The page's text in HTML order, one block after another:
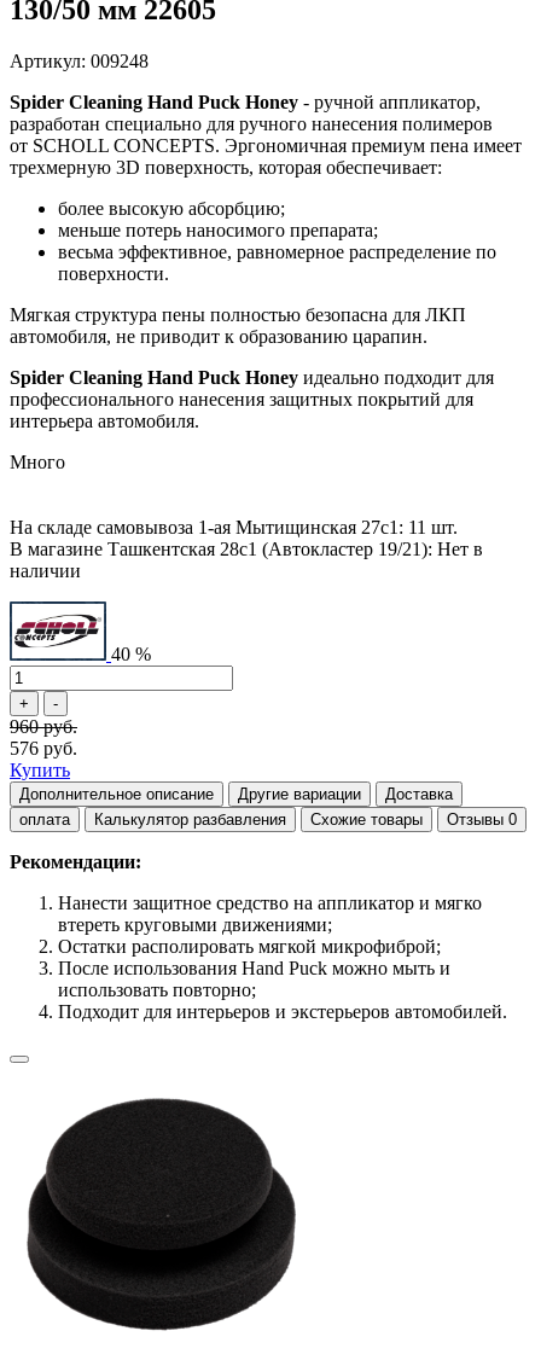
130/50 мм 22605
Артикул: 009248
Spider Cleaning Hand Puck Honey - ручной аппликатор,
разработан специально для ручного нанесения полимеров
от SCHOLL CONCEPTS. Эргономичная премиум пена имеет
трехмерную 3D поверхность, которая обеспечивает:
более высокую абсорбцию;
меньше потерь наносимого препарата;
весьма эффективное, равномерное распределение по
поверхности.
Мягкая структура пены полностью безопасна для ЛКП
автомобиля, не приводит к образованию царапин.
Spider Cleaning Hand Puck Honey идеально подходит для
профессионального нанесения защитных покрытий для
интерьера автомобиля.
Много
На складе самовывоза 1-ая Мытищинская 27с1: 11 шт.
В магазине Ташкентская 28с1 (Автокластер 19/21): Нет в
наличии
40 %
960 руб.
576 руб.
Купить
Дополнительное описание Другие вариации
Доставка
оплата
Калькулятор разбавления Схожие товары Отзывы 0
Рекомендации:
Нанести защитное средство на аппликатор и мягко
втереть круговыми движениями;
Остатки располировать мягкой микрофиброй;
После использования Hand Puck можно мыть и
использовать повторно;
Подходит для интерьеров и экстерьеров автомобилей.